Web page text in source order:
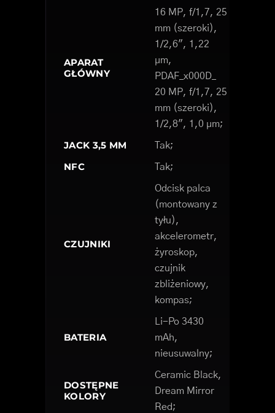
APARAT
GŁÓWNY
16 MP, f/1,7, 25
mm (szeroki),
1/2,6", 1,22
µm,
PDAF_x000D_
20 MP, f/1,7, 25
mm (szeroki),
1/2,8", 1,0 µm;
JACK 3,5 MM Tak;
NFC Tak;
CZUJNIKI
Odcisk palca
(montowany z
tyłu),
akcelerometr,
żyroskop,
czujnik
zbliżeniowy,
kompas;
BATERIA
Li-Po 3430
mAh,
nieusuwalny;
DOSTĘPNE
KOLORY
Ceramic Black,
Dream Mirror
Red;